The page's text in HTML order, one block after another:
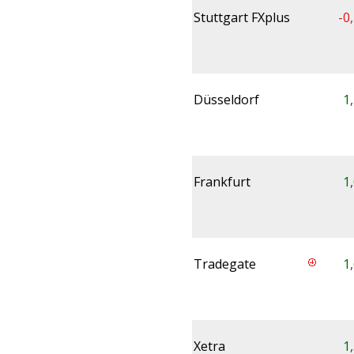
Stuttgart FXplus -
Düsseldorf
Frankfurt
Tradegate
Xetra